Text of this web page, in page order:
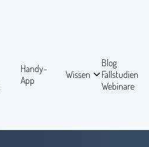
Handy-
App
Wissen
Blog
Fallstudien
Webinare